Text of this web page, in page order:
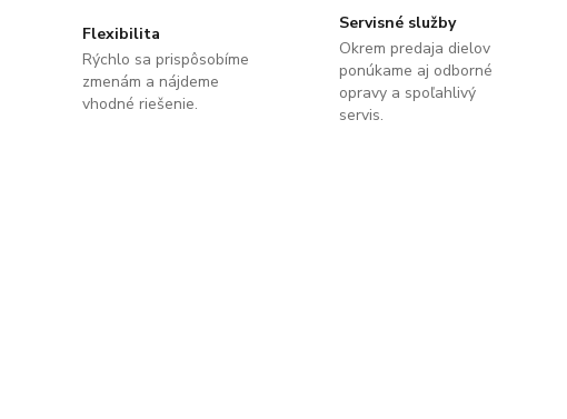
Flexibilita
Rýchlo sa prispôsobíme
zmenám a nájdeme
vhodné riešenie.
Servisné služby
Okrem predaja dielov
ponúkame aj odborné
opravy a spoľahlivý
servis.